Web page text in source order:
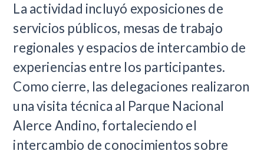
La actividad incluyó exposiciones de
servicios públicos, mesas de trabajo
regionales y espacios de intercambio de
experiencias entre los participantes.
Como cierre, las delegaciones realizaron
una visita técnica al Parque Nacional
Alerce Andino, fortaleciendo el
intercambio de conocimientos sobre